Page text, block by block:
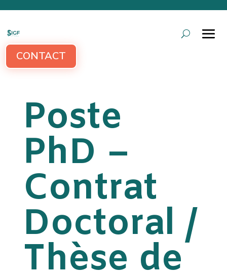
CONTACT
Poste
PhD –
Contrat
Doctoral /
Thèse de